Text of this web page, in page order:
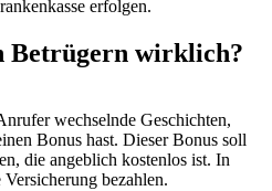
erfolgen.
Betrügern wirklich?
wechselnde Geschichten,
Bonus hast. Dieser Bonus soll
die angeblich kostenlos ist. In
bezahlen.